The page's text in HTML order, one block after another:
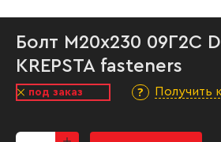
Болт М20х230 09Г2С
KREPSTA fasteners
под заказ Получить